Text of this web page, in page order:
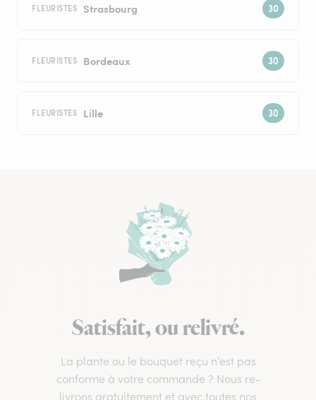
FLEURISTES Strasbourg
FLEURISTES Bordeaux
FLEURISTES Lille
Satisfait, ou relivré.
La plante ou le bouquet reçu n’est pas
conforme à votre commande ? Nous re-
livrons gratuitement et avec toutes nos